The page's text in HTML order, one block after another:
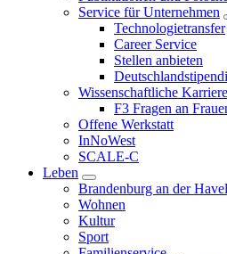
Service für Unternehmen
Technologietransfer
Career Service
Stellen anbieten
Wissenschaftliche Karriere
F3 Fragen an
Offene Werkstatt
InNoWest
SCALE-C
Leben
Brandenburg an der Havel
Wohnen
Kultur
Sport